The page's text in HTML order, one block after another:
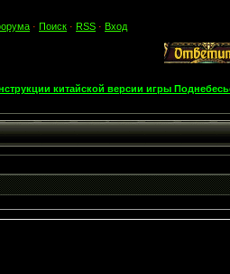
· Поиск · RSS · Вход
китайской версии игры